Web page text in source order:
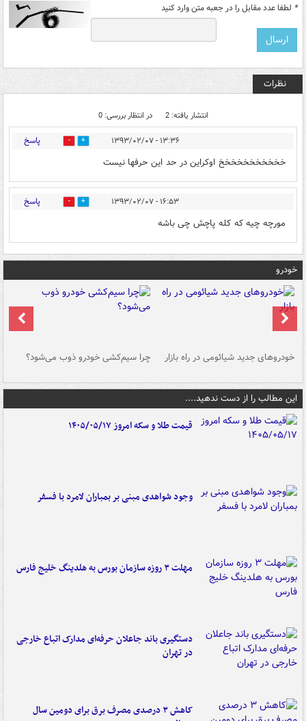
* لطفا عدد مقابل را در جعبه متن وارد کنید
نظرات
انتشار یافته: 2 در انتظار بررسی: 0
۱۳:۳۶ - ۱۳۹۳/۰۲/۰۷ 0 پاسخ
خخخخخخخخخخخ اوکراین در حد این حرفها نیست
۱۶:۵۳ - ۱۳۹۳/۰۲/۰۷ 0 پاسخ
مورچه چیه که کله پاچش چی باشه
خودرو
خودروهای جدید شیائومی در راه بازار چرا سیم‌کشی خودرو ذوب می‌شود؟
این مطالب را از دست ندهید....
قیمت طلا و سکه امروز ۱۴۰۵/۰۵/۱۷
وجود شواهدی مبنی بر بمباران لامرد با فسفر
مهلت ۳ روزه سازمان بورس به هلدینگ خلیج فارس
دستگیری باند جاعلان حرفه‌ای مدارک اتباع خارجی
در تهران
کاهش ۳ درصدی مصرف برق برای دومین سال